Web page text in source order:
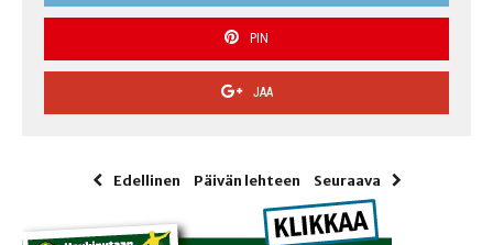
PIN
JAA
Edellinen Päivän lehteen Seuraava